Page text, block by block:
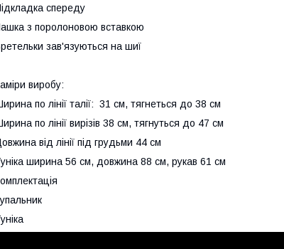
спереду
з поролоновою вставкою
зав'язуються на шиї
виробу:
по лінії талії: 31 см, тягнеться до 38 см
по лінії вирізів 38 см, тягнуться до 47 см
від лінії під грудьми 44 см
ширина 56 см, довжина 88 см, рукав 61 см